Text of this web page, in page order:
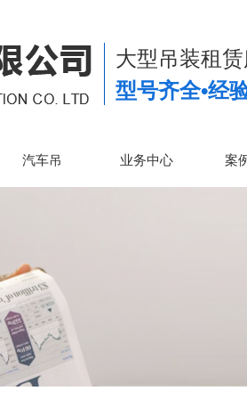
大型吊装租
型号齐全•经
汽车吊 业务中心 案